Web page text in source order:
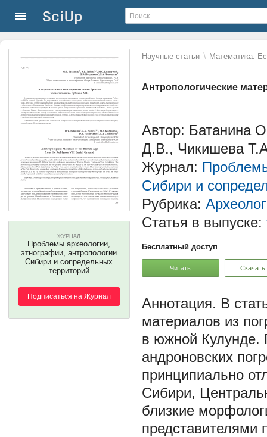
Научные статьи \ Математика.
Антропологические
ЖУРНАЛ
Проблемы археологии,
этнографии, антропологии
Сибири и сопредельных
территорий
Подписаться на Журнал
Автор: Батанина
Д.В., Чикишева
Журнал:
Сибири и
Рубрика:
Статья в выпуске:
Бесплатный доступ
Читать Скачать
В
материалов из
в южной Кулунде.
андроновских
принципиально
Сибири,
близкие
представителями